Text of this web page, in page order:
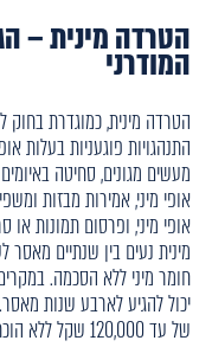
הטרדה מינית –
המודרני
הטרדה מינית, כמוגדרת בחוק
התנהגויות פוגעניות בעלות
מעשים מגונים, סחיטה
אופי מיני, אמירות מבזות
אופי מיני, ופרסום תמונות
מינית נעים בין שנתיים
חומר מיני ללא הסכמה.
יכול להגיע לארבע שנות
של עד 120,000 שקל ללא הוכחת נזק, ובמקרים חמורים – פיצויים כפולים.